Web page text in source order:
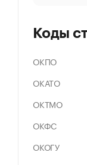
Коды
ОКПО
ОКАТО
ОКТМО
ОКФС
ОКОГУ